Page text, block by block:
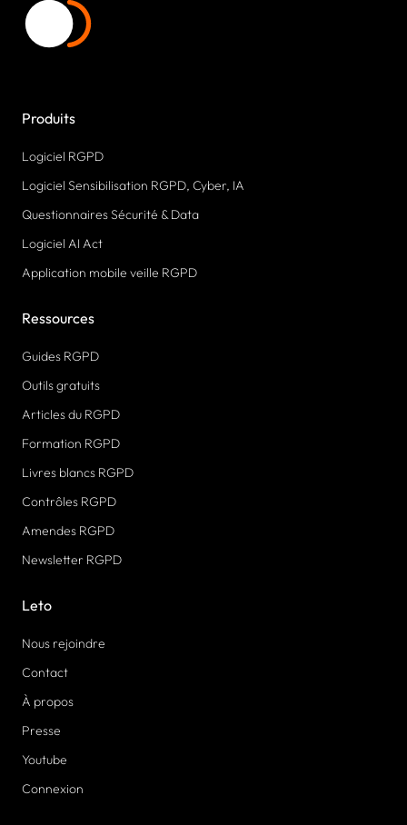
Produits
Logiciel RGPD
Logiciel Sensibilisation RGPD, Cyber, IA
Questionnaires Sécurité & Data
Logiciel AI Act
Application mobile veille RGPD
Ressources
Guides RGPD
Outils gratuits
Articles du RGPD
Formation RGPD
Livres blancs RGPD
Contrôles RGPD
Amendes RGPD
Newsletter RGPD
Leto
Nous rejoindre
Contact
À propos
Presse
Youtube
Connexion